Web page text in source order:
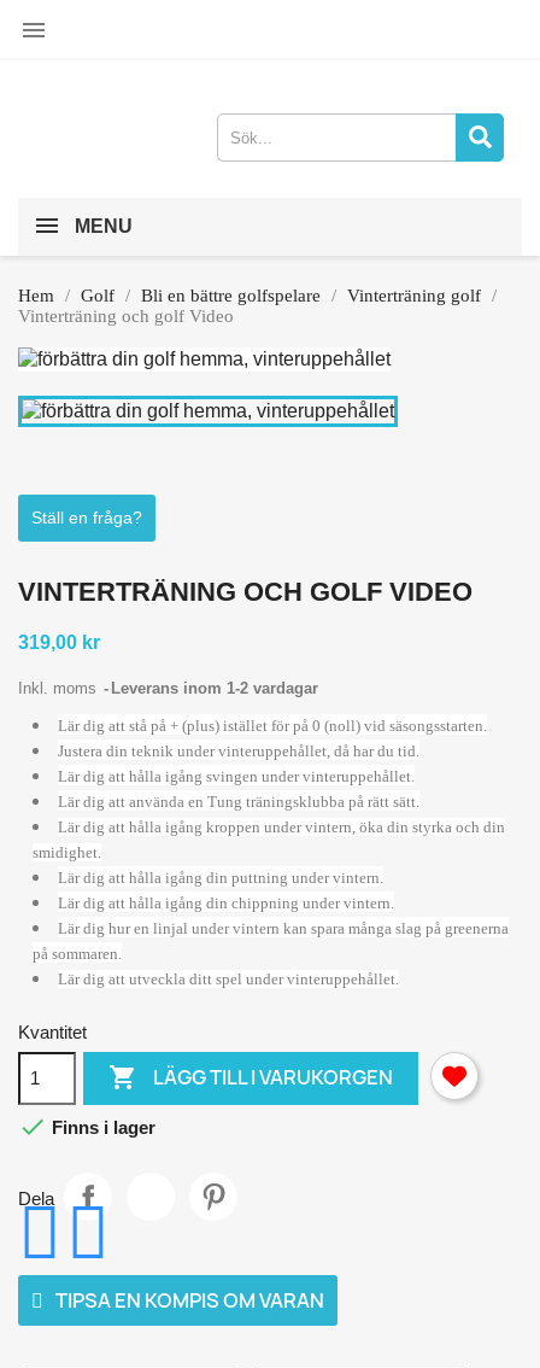

MENU
Hem Golf Bli en bättre golfspelare
Vinterträning golf
Vinterträning och golf Video
Ställ en fråga?
VINTERTRÄNING OCH GOLF VIDEO
319,00 kr
Inkl. moms Leverans inom 1-2 vardagar
Lär dig att stå på + (plus) istället för på 0 (noll) vid säsongsstarten.
Justera din teknik under vinteruppehållet, då har du tid.
Lär dig att hålla igång svingen under vinteruppehållet.
Lär dig att använda en Tung träningsklubba på rätt sätt.
Lär dig att hålla igång kroppen under vintern, öka din styrka och din
smidighet.
Lär dig att hålla igång din puttning under vintern.
Lär dig att hålla igång din chippning under vintern.
Lär dig hur en linjal under vintern kan spara många slag på greenerna
på sommaren.
Lär dig att utveckla ditt spel under vinteruppehållet.
Kvantitet
 LÄGG TILL I VARUKORGEN
 Finns i lager
Dela
TIPSA EN KOMPIS OM VARAN